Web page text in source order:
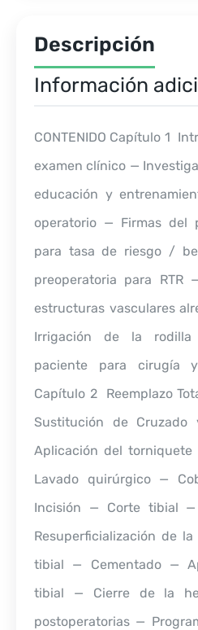
Descripción
Información
CONTENIDO Capítulo 1 
examen clínico —
educación y
operatorio — Firmas del
para tasa de riesgo /
preoperatoria para RTR
estructuras vasculares
Irrigación de la
paciente para cirugía
Capítulo 2  Reemplazo
Sustitución de Cruzado
Aplicación del
Lavado quirúrgico —
Incisión — Corte tibial
Resuperficialización de
tibial — Cementado —
tibial — Cierre de la
postoperatorias —